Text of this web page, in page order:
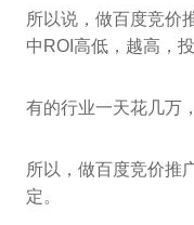
所以说，做百度竞价
中ROI高低，越高，
有的行业一天花几万
所以，做百度竞价推
定。